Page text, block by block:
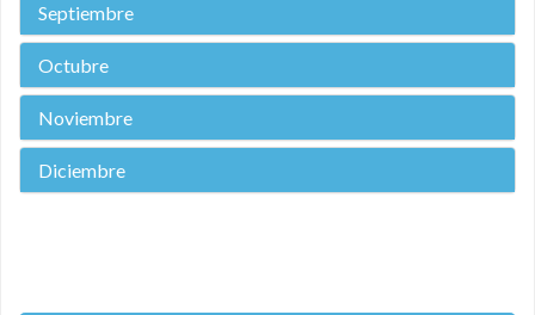
Septiembre
Octubre
Noviembre
Diciembre